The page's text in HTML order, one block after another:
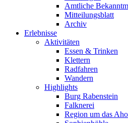
Amtliche
Mitteilungsblatt
Archiv
Erlebnisse
Aktivitäten
Essen & Trinken
Klettern
Radfahren
Wandern
Highlights
Burg Rabenstein
Falknerei
Region um das